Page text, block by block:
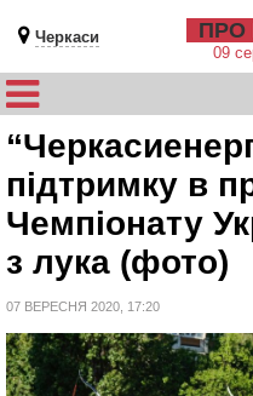
Черкаси ПРО
09
підтримку в
Чемпіонату
з лука (фото)
07 ВЕРЕСНЯ 2020, 17:20